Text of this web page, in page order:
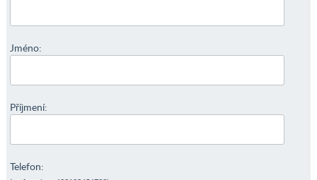
Jméno:
Příjmení:
Telefon: